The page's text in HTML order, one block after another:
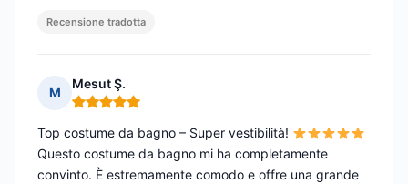
Recensione tradotta
M
Mesut Ş.
Nota: 5 su 5
Top costume da bagno – Super vestibilità!
Questo costume da bagno mi ha completamente
convinto. È estremamente comodo e offre una grande